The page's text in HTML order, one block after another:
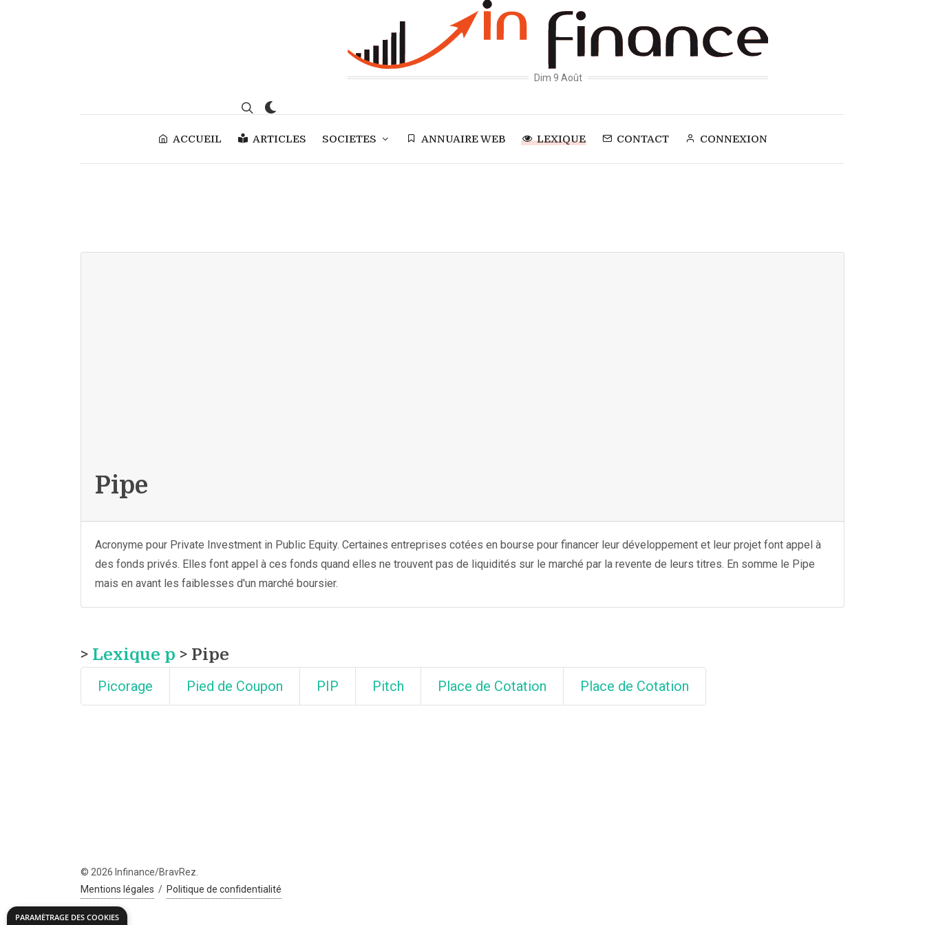
Dim 9 Août
ACCUEIL ARTICLES SOCIETES ANNUAIRE WEB LEXIQUE CONTACT CONNEXION
Pipe
Acronyme pour Private Investment in Public Equity. Certaines entreprises cotées en bourse pour financer leur développement et leur projet font appel à
des fonds privés. Elles font appel à ces fonds quand elles ne trouvent pas de liquidités sur le marché par la revente de leurs titres. En somme le Pipe
mais en avant les faiblesses d'un marché boursier.
> Lexique p > Pipe
Picorage Pied de Coupon PIP Pitch Place de Cotation Place de Cotation
© 2026 Infinance/BravRez.
Mentions légales / Politique de confidentialité
PARAMÉTRAGE DES COOKIES